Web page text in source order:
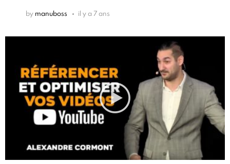
by manuboss il y a 7 ans